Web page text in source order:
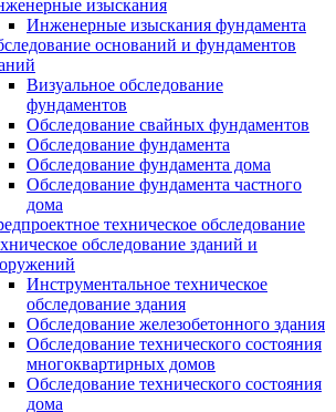
изыскания
Инженерные изыскания фундамента
оснований и фундаментов
Визуальное обследование
фундаментов
Обследование свайных фундаментов
Обследование фундамента
Обследование фундамента дома
Обследование фундамента частного
дома
техническое обследование
обследование зданий и
Инструментальное техническое
обследование здания
Обследование железобетонного здания
Обследование технического состояния
многоквартирных домов
Обследование технического состояния
дома